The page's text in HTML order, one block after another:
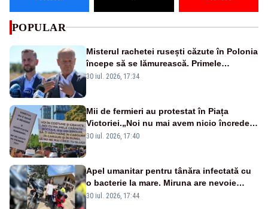
POPULAR
Misterul rachetei rusești căzute în Polonia
începe să se lămurească. Primele
concluzii ale anchetei
30 iul. 2026, 17:34
Mii de fermieri au protestat în Piața
Victoriei.„Noi nu mai avem nicio încredere
în conducere, demisia”-VIDEO
30 iul. 2026, 17:40
Apel umanitar pentru tânăra infectată cu
o bacterie la mare. Miruna are nevoie
urgentă de sânge și trombocite
30 iul. 2026, 17:44